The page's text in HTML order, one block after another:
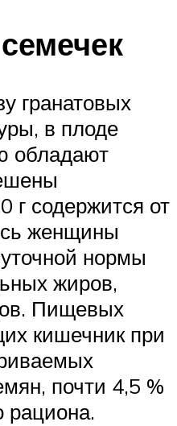
гранатовых
в плоде
обладают
содержится от
женщины
нормы
жиров,
Пищевых
кишечник при
почти 4,5 %
рациона.